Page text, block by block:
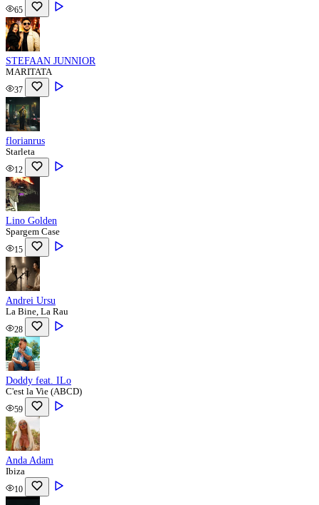
65
STEFAAN JUNNIOR
MARITATA
37
florianrus
Starleta
12
Lino Golden
Spargem Case
15
Andrei Ursu
La Bine, La Rau
28
Doddy feat. ​⁠ILo
C'est la Vie (ABCD)
59
Anda Adam
Ibiza
10